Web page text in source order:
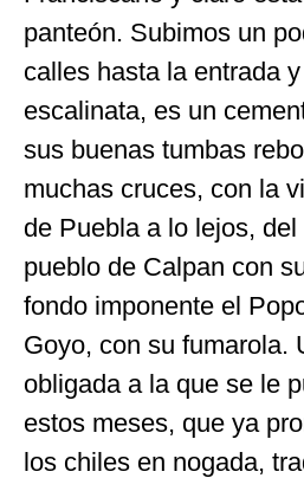
panteón. Subimos un
calles hasta la entrada
escalinata, es un
sus buenas tumbas
muchas cruces, con la
de Puebla a lo lejos,
pueblo de Calpan con
fondo imponente el
Goyo, con su fumarola.
obligada a la que se le
estos meses, que ya
los chiles en nogada,